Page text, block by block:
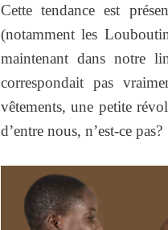
Cette tendance est
(notamment les
maintenant dans notre
correspondait pas
vêtements, une petite
d’entre nous, n’est-ce pas?